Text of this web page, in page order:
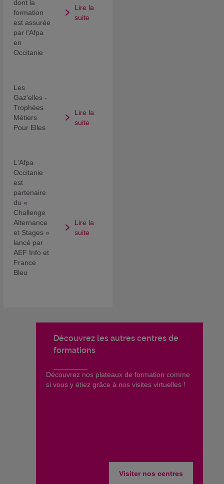
dont la
formation
est assurée
par l'Afpa
en
Occitanie
Lire la
suite
Les
Gaz'elles -
Trophées
Métiers
Pour Elles
Lire la
suite
L'Afpa
Occitanie
est
partenaire
du «
Challenge
Alternance
et Stages »
lancé par
AEF Info et
France
Bleu
Lire la
suite
Découvrez les autres centres de
formations
​Découvrez nos plateaux de formation comme
si vous y étiez grâce à nos visites virtuelles !
Visiter nos centres